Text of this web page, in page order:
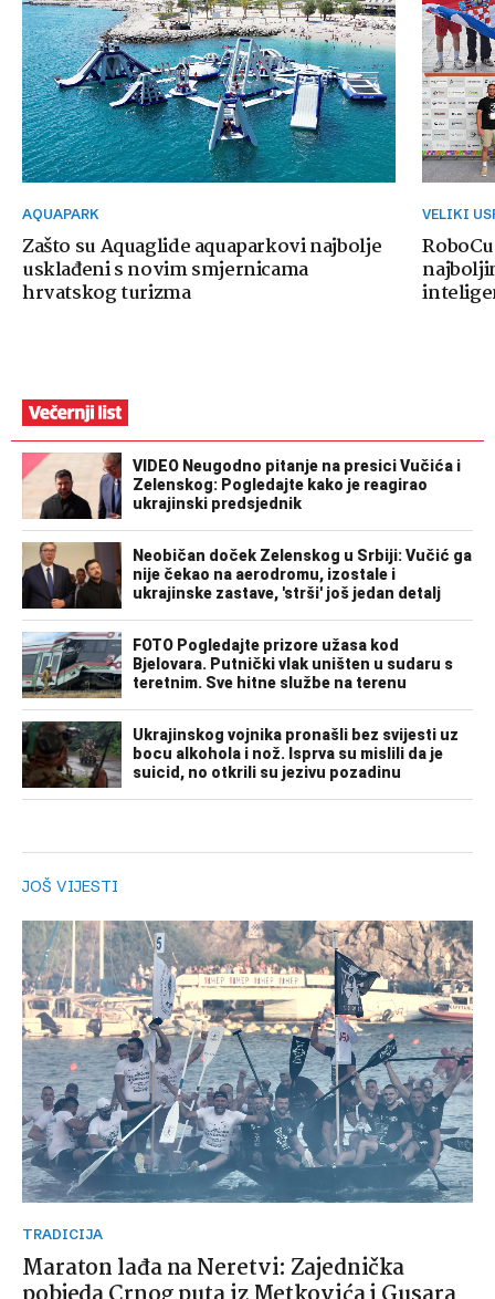
AQUAPARK
Zašto su Aquaglide aquaparkovi najbolje
usklađeni s novim smjernicama
hrvatskog turizma
VELIKI
JOŠ VIJESTI
TRADICIJA
Maraton lađa na Neretvi: Zajednička